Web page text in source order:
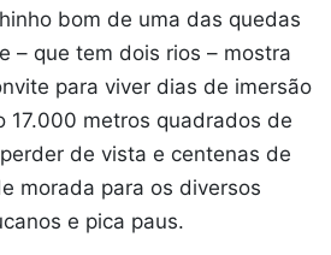
bom de uma das quedas
– que tem dois rios – mostra
para viver dias de imersão
17.000 metros quadrados de
de vista e centenas de
morada para os diversos
e pica paus.